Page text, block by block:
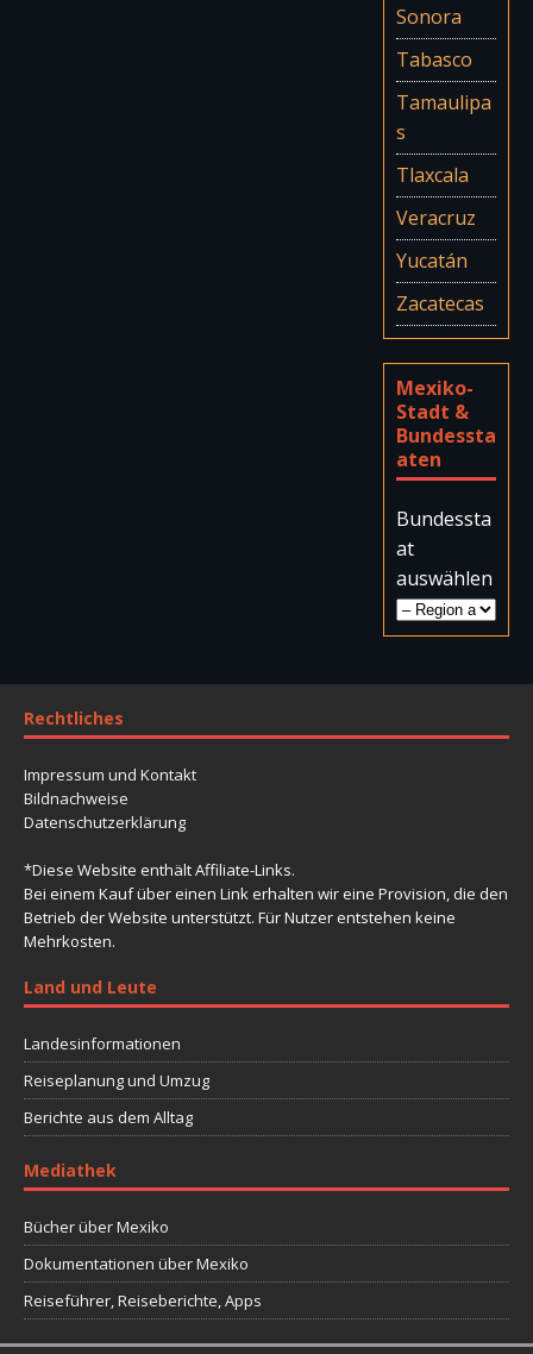
Sonora
Tabasco
Tamaulipa
s
Tlaxcala
Veracruz
Yucatán
Zacatecas
Mexiko-
Stadt &
Bundessta
aten
Bundessta
at
auswählen
Rechtliches
Impressum und Kontakt
Bildnachweise
Datenschutzerklärung
*Diese Website enthält Affiliate-Links.
Bei einem Kauf über einen Link erhalten wir eine Provision, die den
Betrieb der Website unterstützt. Für Nutzer entstehen keine
Mehrkosten.
Land und Leute
Landesinformationen
Reiseplanung und Umzug
Berichte aus dem Alltag
Mediathek
Bücher über Mexiko
Dokumentationen über Mexiko
Reiseführer, Reiseberichte, Apps